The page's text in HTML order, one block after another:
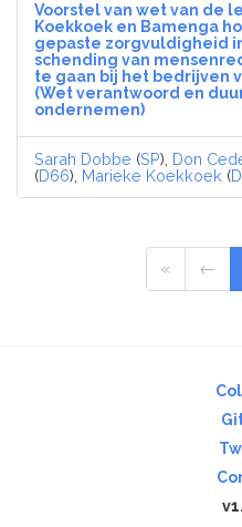
Voorstel van wet van de
Koekkoek en Bamenga
gepaste zorgvuldigheid
schending van
te gaan bij het bedrijven
(Wet verantwoord en
ondernemen)
Sarah Dobbe (SP), Don
(D66), Marieke Koekkoek (
« ←